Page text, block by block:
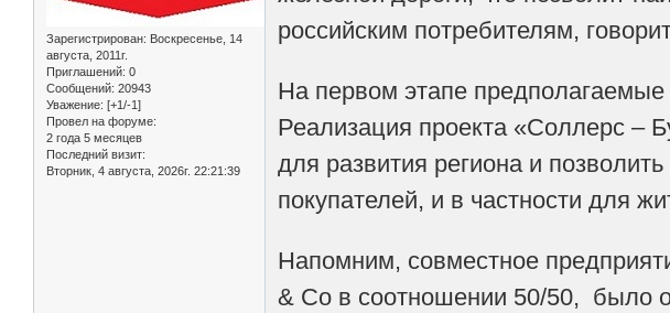
Зарегистрирован: Воскресенье, 14
августа, 2011г.
Приглашений: 0
Сообщений: 20943
Уважение: [+1/-1]
Провел на форуме:
2 года 5 месяцев
Последний визит:
Вторник, 4 августа, 2026г. 22:21:39
российским потребителям,
На первом этапе
Реализация проекта «Соллерс –
для развития региона и
покупателей, и в частности для
Напомним, совместное
& Co в соотношении 50/50, было